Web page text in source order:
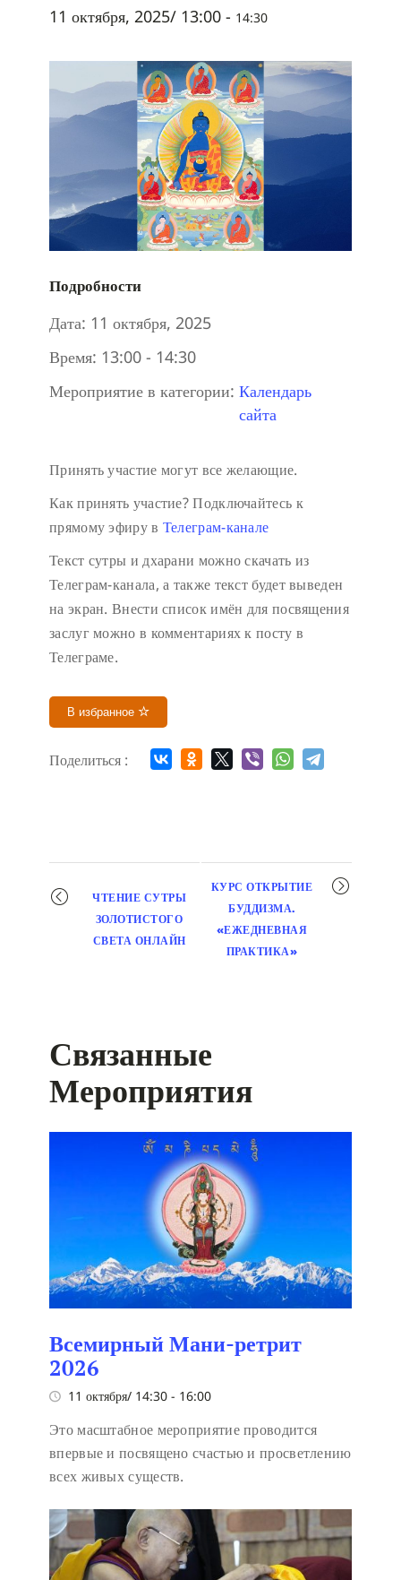
11 октября, 2025/ 13:00 - 14:30
Подробности
Дата: 11 октября, 2025
Время: 13:00 - 14:30
Мероприятие в категории: Календарь
сайта
Принять участие могут все желающие.
Как принять участие?Подключайтесь к
прямому эфиру в Телеграм-канале
Текст сутры и дхарани можно скачать из
Телеграм-канала, а также текст будет выведен
на экран. Внести список имён для посвящения
заслуг можно в комментариях к посту в
Телеграме.
В избранное
Поделиться :
Мероприятие
навигация
ЧТЕНИЕ СУТРЫ
ЗОЛОТИСТОГО
СВЕТА ОНЛАЙН
КУРС ОТКРЫТИЕ
БУДДИЗМА.
«ЕЖЕДНЕВНАЯ
ПРАКТИКА»
Связанные
Мероприятия
Всемирный Мани-ретрит
2026
11 октября/ 14:30 - 16:00
Это масштабное мероприятие проводится
впервые и посвящено счастью и просветлению
всех живых существ.